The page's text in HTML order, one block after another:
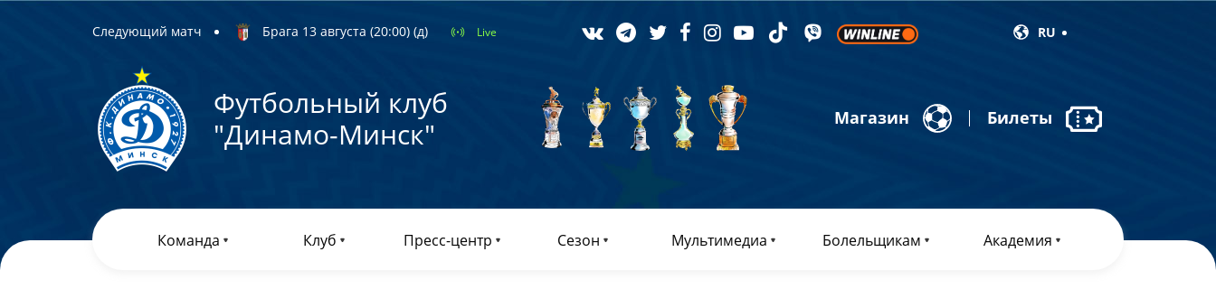
Следующий матч Брага 13 августа (20:00) (д) Live RU
Футбольный клуб
"Динамо-Минск"
Магазин Билеты
Команда Клуб Пресс-центр Сезон Мультимедиа Болельщикам Академия